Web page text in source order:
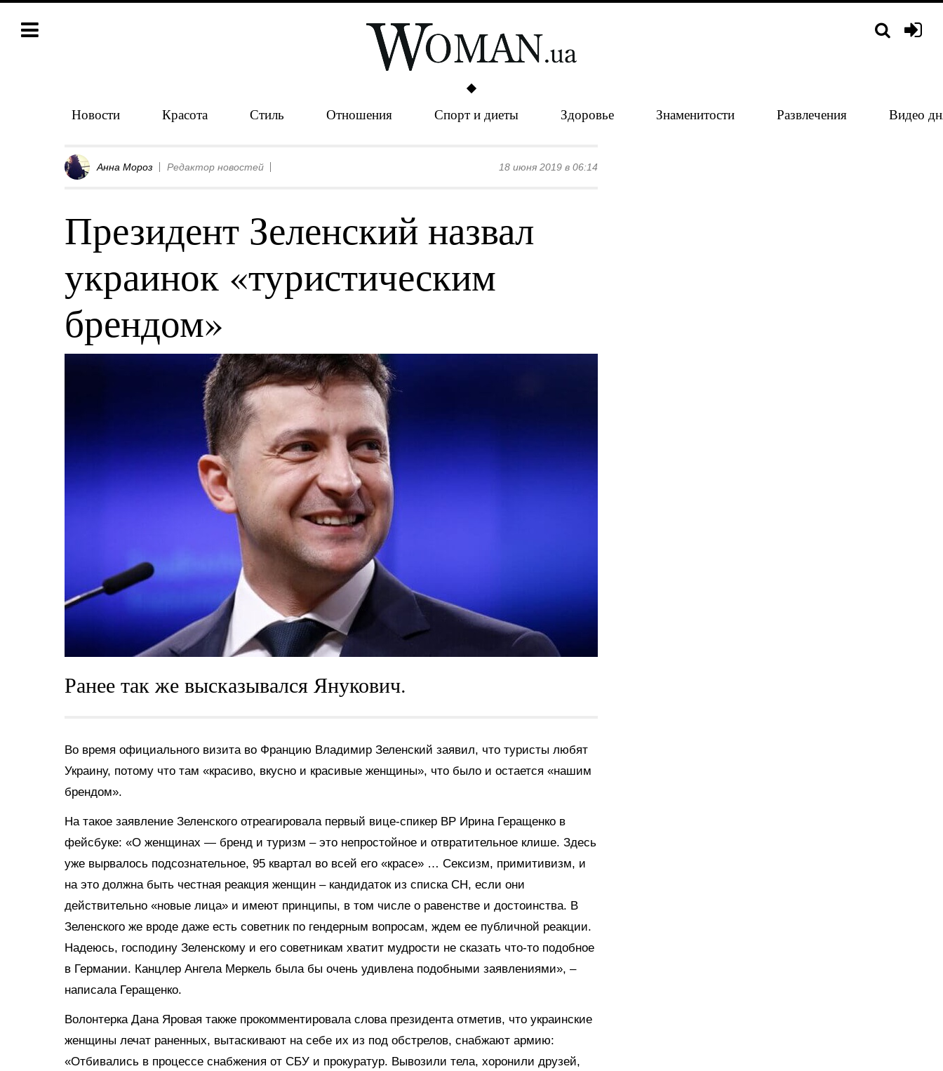
Новости Красота Стиль Отношения Спорт и диеты Здоровье Знаменитости Развлечения Видео
Анна Мороз Редактор новостей 18 июня 2019 в 06:14
Президент Зеленский назвал
украинок «туристическим
брендом»
Ранее так же высказывался Янукович.
Во время официального визита во Францию Владимир Зеленский заявил, что туристы любят
Украину, потому что там «красиво, вкусно и красивые женщины», что было и остается «нашим
брендом».
На такое заявление Зеленского отреагировала первый вице-спикер ВР Ирина Геращенко в
фейсбуке: «О женщинах — бренд и туризм – это непростойное и отвратительное клише. Здесь
уже вырвалось подсознательное, 95 квартал во всей его «красе» … Сексизм, примитивизм, и
на это должна быть честная реакция женщин – кандидаток из списка СН, если они
действительно «новые лица» и имеют принципы, в том числе о равенстве и достоинства. В
Зеленского же вроде даже есть советник по гендерным вопросам, ждем ее публичной реакции.
Надеюсь, господину Зеленскому и его советникам хватит мудрости не сказать что-то подобное
в Германии. Канцлер Ангела Меркель была бы очень удивлена подобными заявлениями», –
написала Геращенко.
Волонтерка Дана Яровая также прокомментировала слова президента отметив, что украинские
женщины лечат раненных, вытаскивают на себе их из под обстрелов, снабжают армию:
«Отбивались в процессе снабжения от СБУ и прокуратур. Вывозили тела, хоронили друзей,